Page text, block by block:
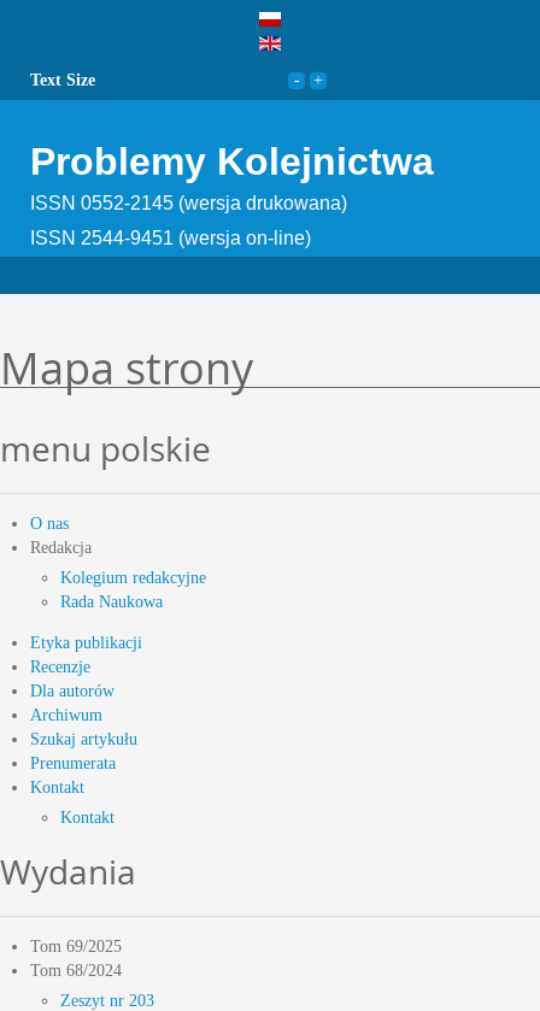
Text Size
Problemy Kolejnictwa
ISSN 0552-2145 (wersja drukowana)
ISSN 2544-9451 (wersja on-line)
Mapa strony
menu polskie
O nas
Redakcja
Kolegium redakcyjne
Rada Naukowa
Etyka publikacji
Recenzje
Dla autorów
Archiwum
Szukaj artykułu
Prenumerata
Kontakt
Kontakt
Wydania
Tom 69/2025
Tom 68/2024
Zeszyt nr 203